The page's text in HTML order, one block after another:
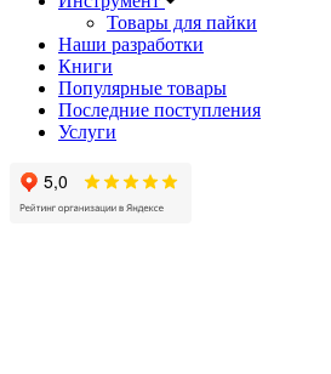
Товары для пайки
Наши разработки
Книги
Популярные товары
Последние поступления
Услуги